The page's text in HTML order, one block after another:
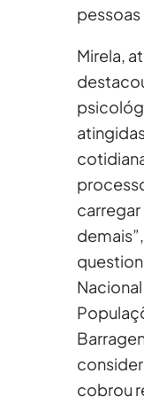
Mirela,
carregar
cobrou